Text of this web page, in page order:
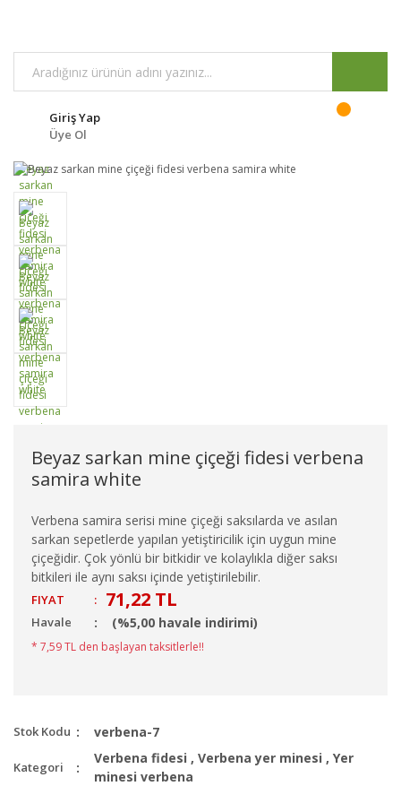
Giriş Yap
Üye Ol
Beyaz sarkan mine çiçeği fidesi verbena
samira white
Verbena samira serisi mine çiçeği saksılarda ve asılan
sarkan sepetlerde yapılan yetiştiricilik için uygun mine
çiçeğidir. Çok yönlü bir bitkidir ve kolaylıkla diğer saksı
bitkileri ile aynı saksı içinde yetiştirilebilir.
FIYAT : 71,22 TL
Havale (%5,00 havale indirimi)
* 7,59 TL den başlayan taksitlerle!!
Stok Kodu verbena-7
Kategori
Verbena fidesi , Verbena yer minesi , Yer
minesi verbena